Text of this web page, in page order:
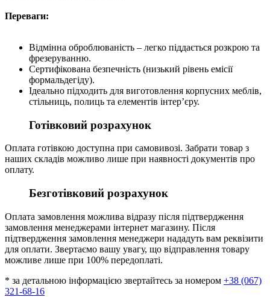
Переваги:
Відмінна оброблюваність – легко піддається розкрою та
фрезеруванню.
Сертифікована безпечність (низький рівень емісії
формальдегіду).
Ідеально підходить для виготовлення корпусних меблів,
стільниць, полиць та елементів інтер’єру.
Готівковий розрахунок
Оплата готівкою доступна при самовивозі. Забрати товар з
наших складів можливо лише при наявності документів про
оплату.
Безготівковий розрахунок
Оплата замовлення можлива відразу після підтвердження
замовлення менеджерами інтернет магазину. Після
підтвердження замовлення менеджери нададуть вам реквізити
для оплати. Звертаємо вашу увагу, що відправлення товару
можливе лише при 100% передоплаті.
* за детальною інформацією звертайтесь за номером +38 (067)
321-68-16